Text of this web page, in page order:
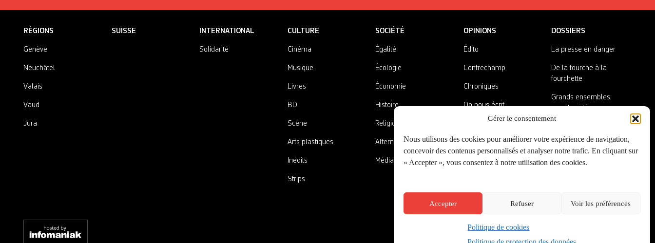
Gérer le consentement
Nous utilisons des cookies pour améliorer votre expérience de navigation,
concevoir des contenus personnalisés et analyser notre trafic. En cliquant sur
« Accepter », vous consentez à notre utilisation des cookies.
Accepter Refuser Voir les préférences
Politique de cookies
RÉGIONS
Genève
Neuchâtel
Valais
Vaud
Jura
SUISSE INTERNATIONAL
Solidarité
CULTURE
Cinéma
Musique
Livres
BD
Scène
Arts plastiques
Inédits
Strips
SOCIÉTÉ
Égalité
Écologie
Économie
Histoire
Religions
Alternatives
Médias
OPINIONS
Édito
Contrechamp
Chroniques
On nous écrit
A côté de la plaque
DOSSIERS
La presse en danger
De la fourche à la
fourchette
Grands ensembles,
grandes idées
Créé par